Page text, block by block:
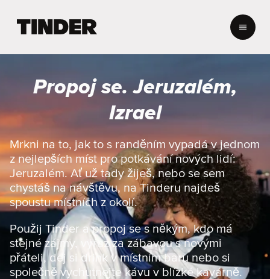
s
t
r
á
n
k
a
T
i
n
d
e
Propoj se. Jeruzalém,
Izrael
Mrkni na to, jak to s randěním vypadá v jednom
z nejlepších míst pro potkávání nových lidí:
Jeruzalém. Ať už tady žiješ, nebo se sem
chystáš na návštěvu, na Tinderu najdeš
spoustu místních z okolí.
Použij Tinder a propoj se s někým, kdo má
stejné zájmy, vyraz za zábavou s novými
přáteli, dej si drink v místním baru nebo si
společně vychutnejte kávu v blízké kavárně.